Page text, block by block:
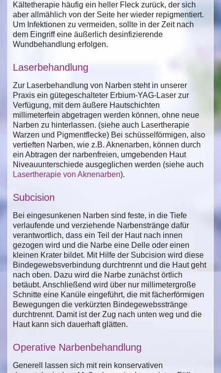
Kältetherapie häufig ein heller Fleck zurück, der sich
aber allmählich von der Seite her wieder repigmentiert.
Um Infektionen zu vermeiden, sollte in der Zeit nach
dem Eingriff eine äußerlich desinfizierende
Wundbehandlung erfolgen.
Laserbehandlung
Zur Laserbehandlung von Narben steht in unserer
Praxis ein gütegeschalteter Erbium-YAG-Laser zur
Verfügung, mit dem äußere Hautschichten
millimeterfein abgetragen werden können, ohne neue
Narben zu hinterlassen. (siehe auch Lasertherapie
Warzen und Pigmentflecke) Bei schüsselförmigen, also
vertieften Narben, wie z.B. Aknenarben, können durch
ein Abtragen der narbenfreien, umgebenden Haut
Niveauunterschiede ausgeglichen werden (siehe auch
Lasertherapie von Aknenarben).
Subcision
Bei eingesunkenen Narben sind feste, in die Tiefe
verlaufende und verziehende Narbenstränge dafür
verantwortlich, dass ein Teil der Haut nach innen
gezogen wird und die Narbe eine Delle oder einen
kleinen Krater bildet. Mit Hilfe der Subcision wird diese
Bindegewebsverbindung durchtrennt und die Haut geht
nach oben. Dazu wird die Narbe zunächst örtlich
betäubt. Anschließend wird über nur millimetergroße
Schnitte eine Kanüle eingeführt, die mit fächerförmigen
Bewegungen die verkürzten Bindegewebsstränge
durchtrennt. Damit ist der Zug nach unten weg und die
Haut kann sich dauerhaft glätten.
Operative Narbenbehandlung
Generell lassen sich mit rein konservativen